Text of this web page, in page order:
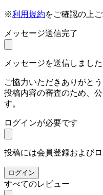
※利用規約をご確認の上
メッセージ送信完了
メッセージを送信しました
ご協力いただきありがとう
投稿内容の審査のため、
す。
ログインが必要です
投稿には会員登録および
ログイン
すべてのレビュー